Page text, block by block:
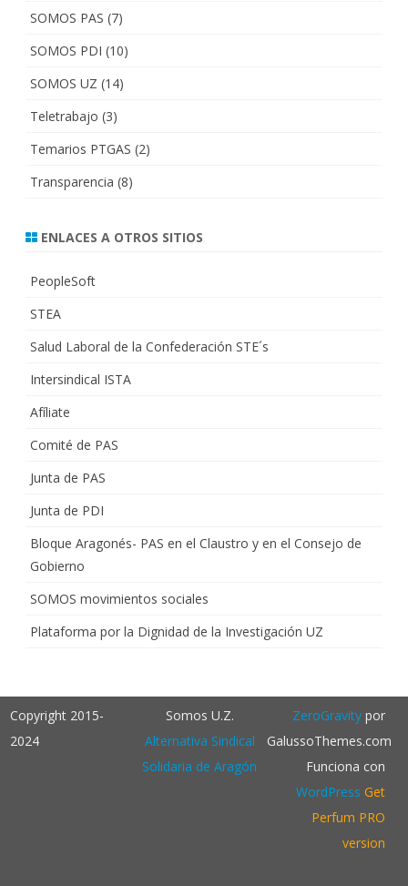
SOMOS PAS (7)
SOMOS PDI (10)
SOMOS UZ (14)
Teletrabajo (3)
Temarios PTGAS (2)
Transparencia (8)
ENLACES A OTROS SITIOS
PeopleSoft
STEA
Salud Laboral de la Confederación STE´s
Intersindical ISTA
Afíliate
Comité de PAS
Junta de PAS
Junta de PDI
Bloque Aragonés- PAS en el Claustro y en el Consejo de
Gobierno
SOMOS movimientos sociales
Plataforma por la Dignidad de la Investigación UZ
Copyright 2015-
2024
Somos U.Z.
Alternativa Sindical
Solidaria de Aragón
ZeroGravitypor
GalussoThemes.com
Funciona con
WordPress Get
Perfum PRO
version